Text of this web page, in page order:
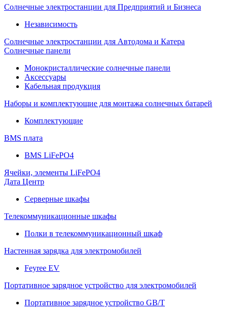
Солнечные электростанции для Предприятий и Бизнеса
Независимость
Солнечные электростанции для Автодома и Катера
Солнечные панели
Монокристаллические солнечные панели
Аксессуары
Кабельная продукция
Наборы и комплектующие для монтажа солнечных батарей
Комплектующие
BMS плата
BMS LiFePO4
Ячейки, элементы LiFePO4
Дата Центр
Серверные шкафы
Телекоммуникационные шкафы
Полки в телекоммуникационный шкаф
Настенная зарядка для электромобилей
Feyree EV
Портативное зарядное устройство для электромобилей
Портативное зарядное устройство GB/T